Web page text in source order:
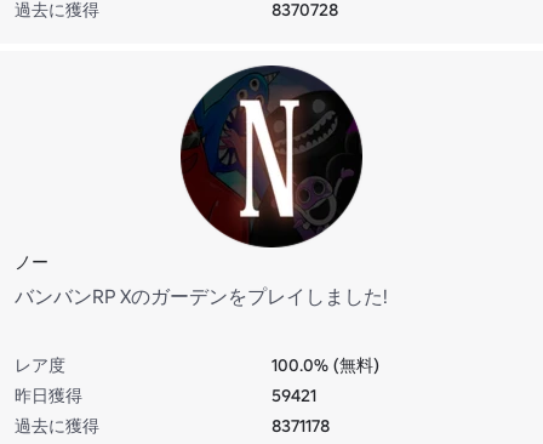
過去に獲得
8370728
ノー
バンバンRP Xのガーデンをプレイしました!
レア度
100.0% (無料)
昨日獲得
59421
過去に獲得
8371178